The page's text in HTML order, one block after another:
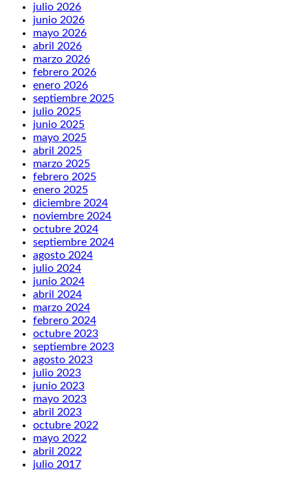
julio 2026
junio 2026
mayo 2026
abril 2026
marzo 2026
febrero 2026
enero 2026
septiembre 2025
julio 2025
junio 2025
mayo 2025
abril 2025
marzo 2025
febrero 2025
enero 2025
diciembre 2024
noviembre 2024
octubre 2024
septiembre 2024
agosto 2024
julio 2024
junio 2024
abril 2024
marzo 2024
febrero 2024
octubre 2023
septiembre 2023
agosto 2023
julio 2023
junio 2023
mayo 2023
abril 2023
octubre 2022
mayo 2022
abril 2022
julio 2017